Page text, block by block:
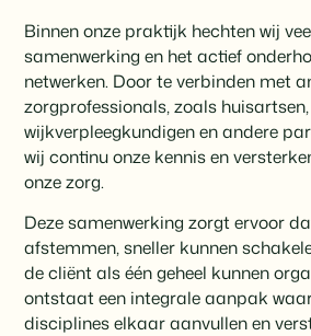
Binnen onze praktijk hechten wij
samenwerking en het actief
netwerken. Door te verbinden met
zorgprofessionals, zoals
wijkverpleegkundigen en andere
wij continu onze kennis en
onze zorg.
Deze samenwerking zorgt ervoor
afstemmen, sneller kunnen
de cliënt als één geheel kunnen
ontstaat een integrale aanpak
disciplines elkaar aanvullen en